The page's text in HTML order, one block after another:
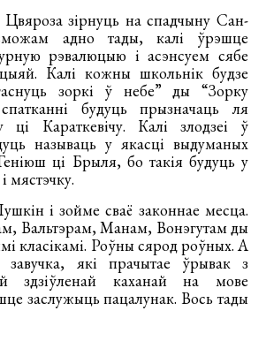
Цвяроза зірнуць на спадчыну Сан-
адно тады, калі ўрэшце
рэвалюцыю і асэнсуем сябе
Калі кожны школьнік будзе
зоркі ў небе” ды “Зорку
будуць прызначаць ля
ці Караткевічу. Калі злодзеі ў
называць у якасці выдуманых
ці Брыля, бо такія будуць у
мястэчку.
і зойме сваё законнае месца.
Вальтэрам, Манам, Вонэгутам ды
класікамі. Роўны сярод роўных. А
завучка, які прачытае ўрывак з
здзіўленай каханай на мове
заслужыць пацалунак. Вось тады